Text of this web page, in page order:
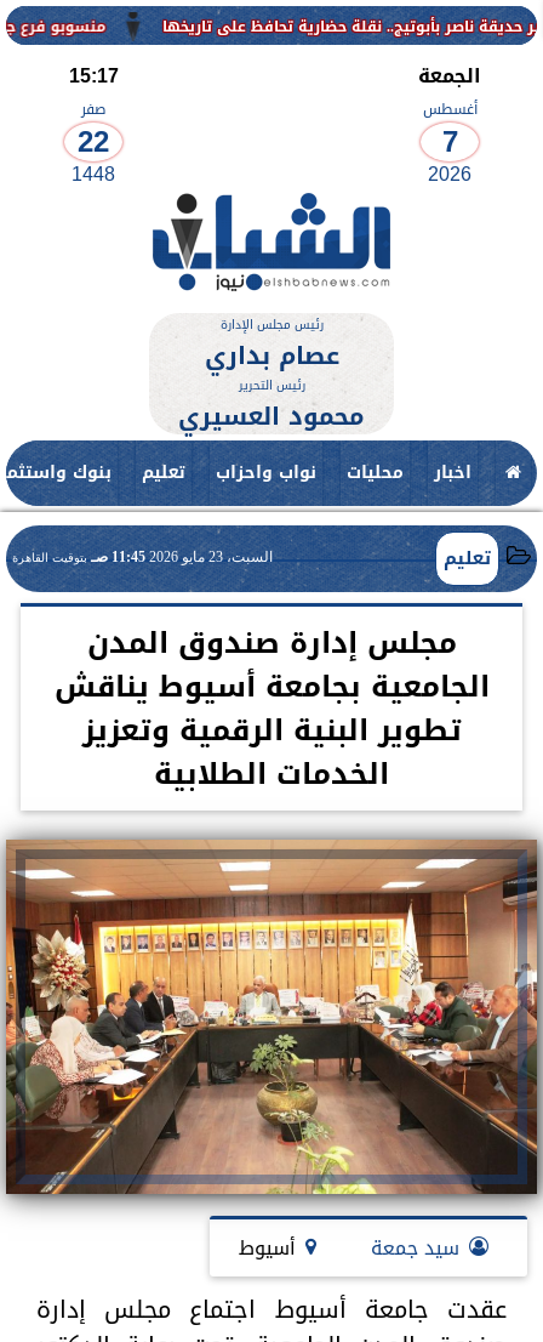
منسوبو فرع جامعة الأزهر
الجمعة
أغسطس
7
2026
15:17
صفر
22
1448
رئيس مجلس الإدارة
عصام بداري
رئيس التحرير
محمود العسيري
اخبار محليات نواب واحزاب تعليم بنوك
تعليم السبت، 23 مايو 2026 11:45 صـ بتوقيت القاهرة
مجلس إدارة صندوق المدن
الجامعية بجامعة أسيوط يناقش
تطوير البنية الرقمية وتعزيز
الخدمات الطلابية
سيد جمعة أسيوط
عقدت جامعة أسيوط اجتماع مجلس إدارة